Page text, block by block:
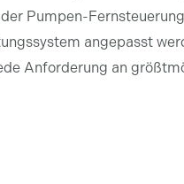
Pumpen-
angepasst
Anforderung an